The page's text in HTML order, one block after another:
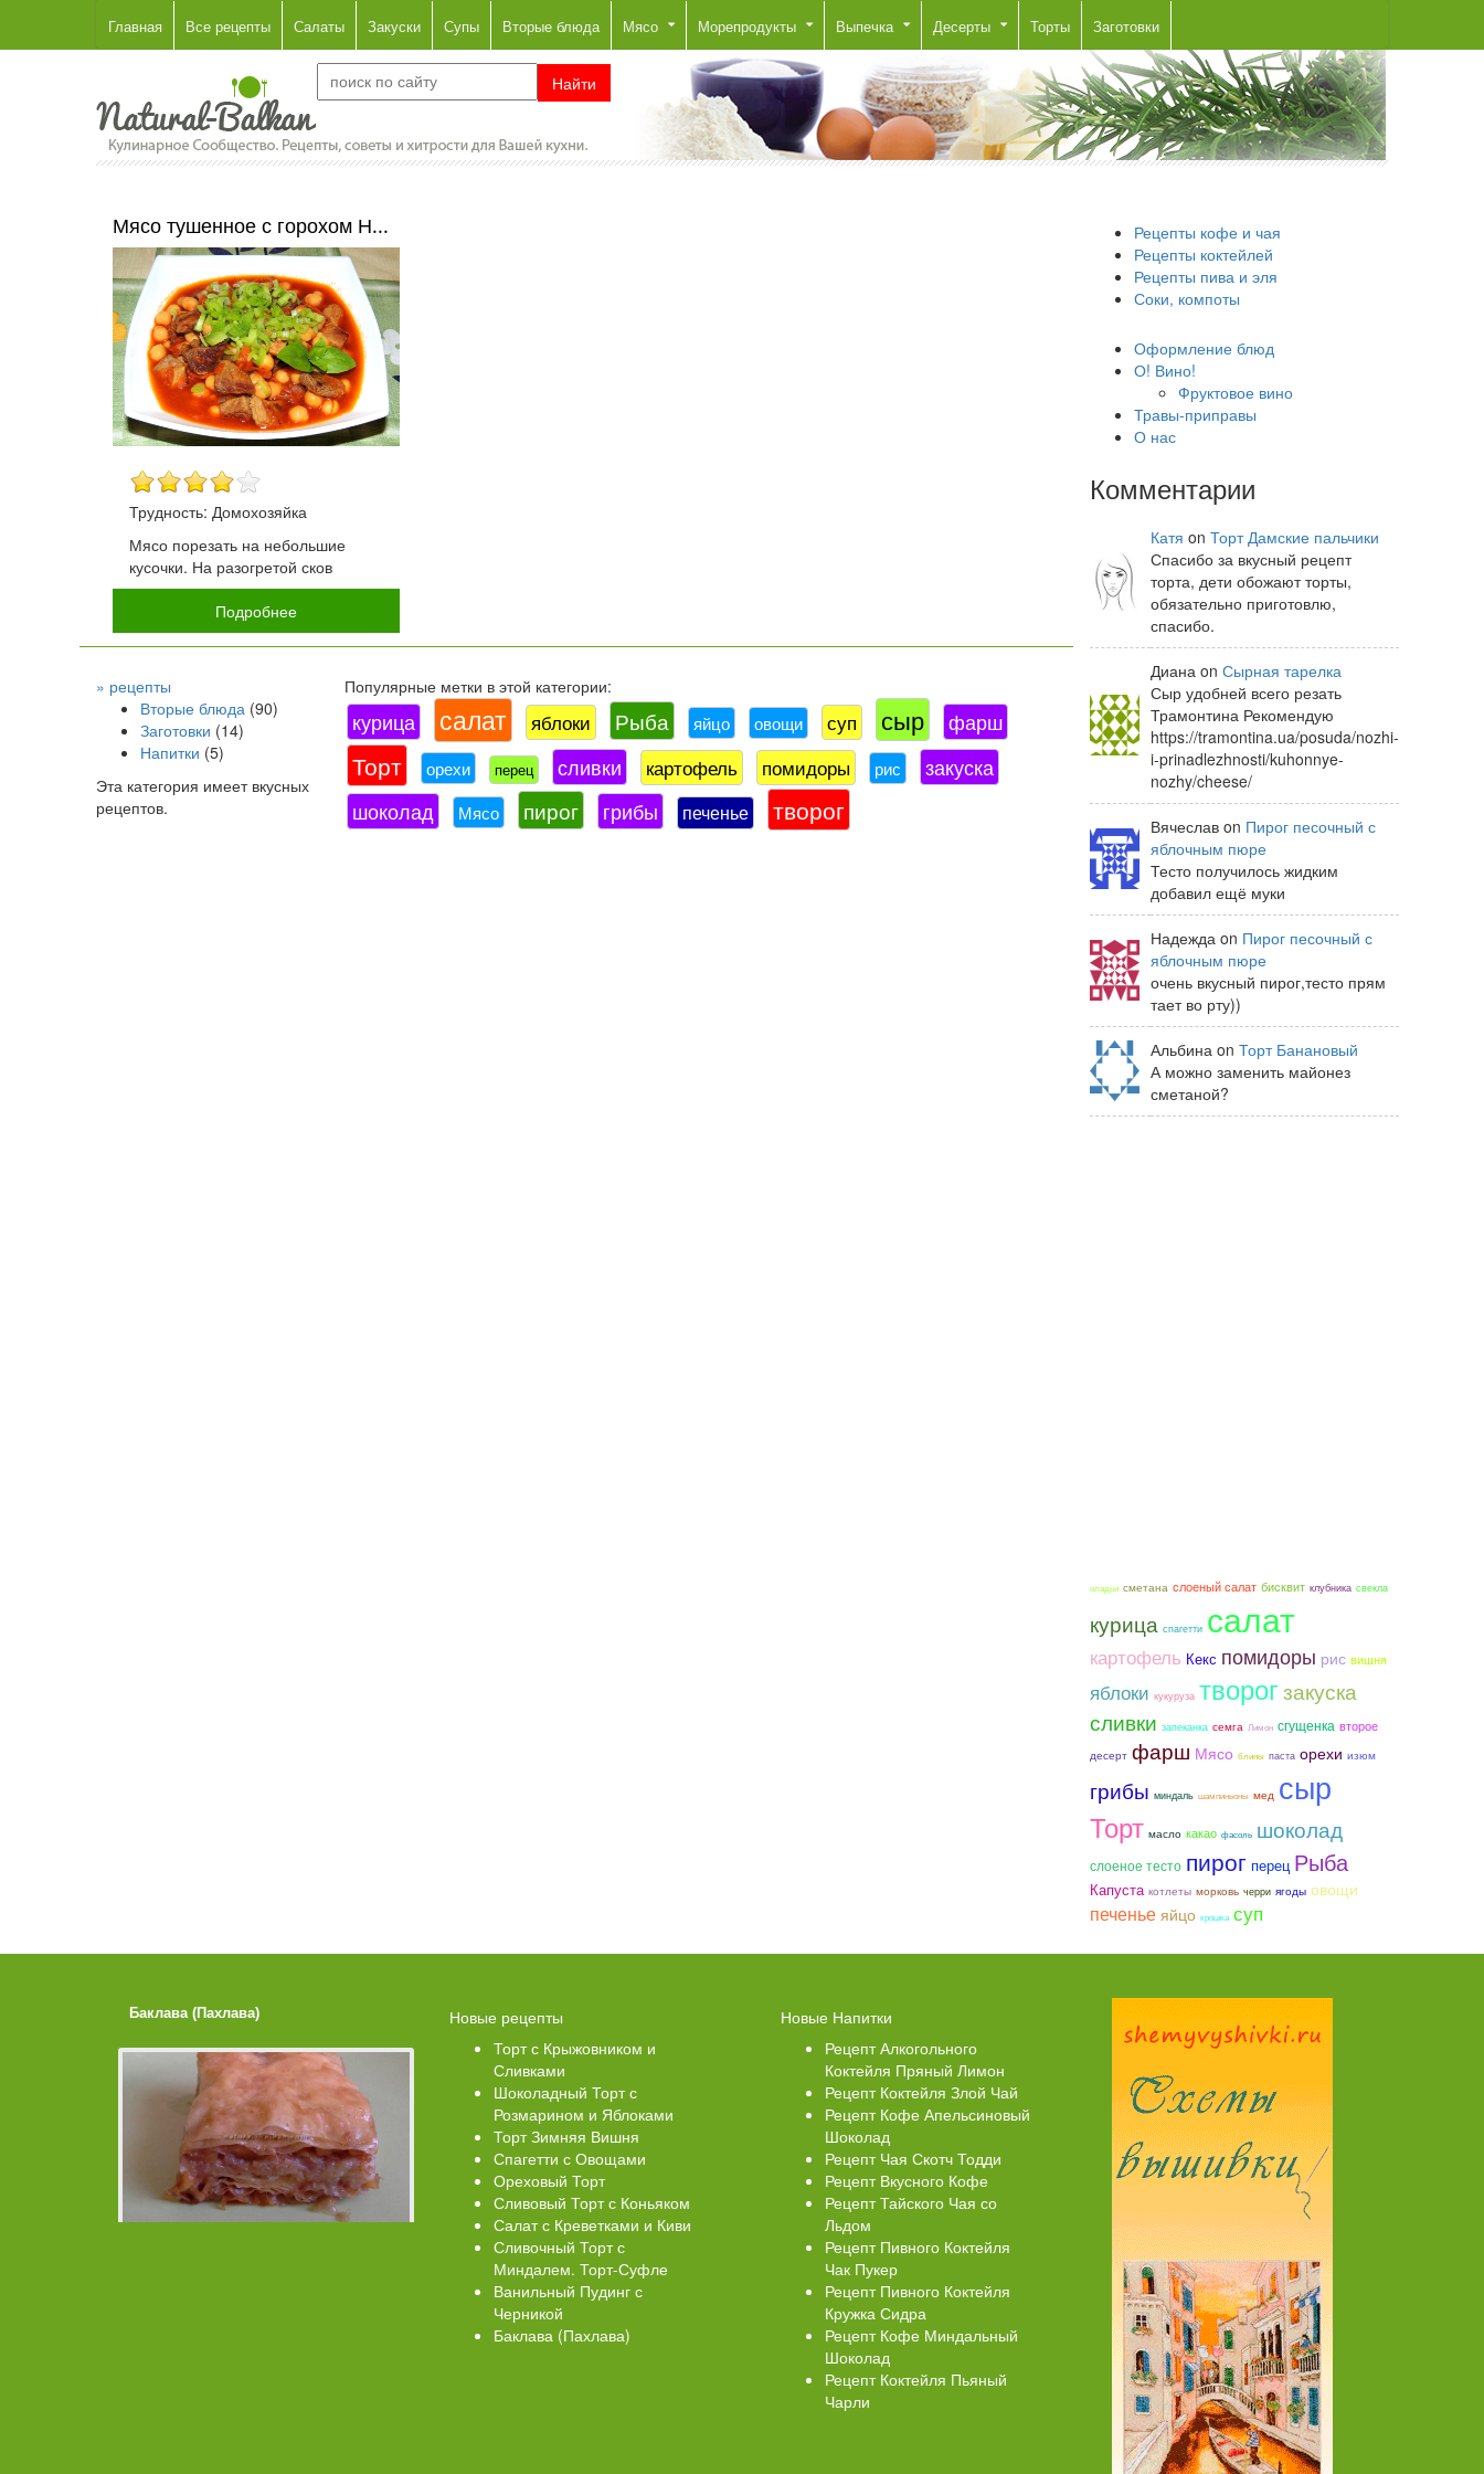
Главная Все рецепты Салаты Закуски Супы Вторые блюда Мясо Морепродукты Выпечка Десерты Торты Заготовки
Мясо тушенное с горохом Н...
Трудность: Домохозяйка
Мясо порезать на небольшие
кусочки. На разогретой сков
Подробнее
» рецепты
Вторые блюда (90)
Заготовки (14)
Напитки (5)
Эта категория имеет вкусных
рецептов.
Популярные метки в этой категории:
курица салат яблоки Рыба яйцо овощи суп сыр фарш
Торт орехи перец сливки картофель помидоры рис
закуска
шоколад
Мясо пирог грибы печенье творог
Рецепты кофе и чая
Рецепты коктейлей
Рецепты пива и эля
Соки, компоты
Оформление блюд
О! Вино!
Фруктовое вино
Травы-приправы
О нас
Комментарии
Катя on Торт Дамские пальчики
Спасибо за вкусный рецепт
торта, дети обожают торты,
обязательно приготовлю,
спасибо.
Диана on Сырная тарелка
Сыр удобней всего резать
Трамонтина Рекомендую
https://tramontina.ua/posuda/nozhi-
i-prinadlezhnosti/kuhonnye-
nozhy/cheese/
Вячеслав on Пирог песочный с
яблочным пюре
Тесто получилось жидким
добавил ещё муки
Надежда on Пирог песочный с
яблочным пюре
очень вкусный пирог,тесто прям
тает во рту))
Альбина on Торт Банановый
А можно заменить майонез
сметаной?
оладьи сметана слоеный салат бисквит клубника свекла
курица спагетти салат
картофель Кекс помидоры рис вишня
яблоки кукуруза творогзакуска
сливки запеканка семга Лимон сгущенка второе
десерт фарш Мясо блины паста орехи изюм
грибы миндаль шампиньоны мед сыр
Торт масло какао фасоль шоколад
слоеное тесто пирог перец Рыба
Капуста котлеты морковь черри ягоды овощи
печенье яйцо крошка суп
Баклава (Пахлава)
Лимонные Кексики с Сахарной
Ватрушки с творогом Торт со Свеклой
Новые рецепты
Торт с Крыжовником и
Сливками
Шоколадный Торт с
Розмарином и Яблоками
Торт Зимняя Вишня
Спагетти с Овощами
Ореховый Торт
Сливовый Торт с Коньяком
Салат с Креветками и Киви
Сливочный Торт с
Миндалем. Торт-Суфле
Ванильный Пудинг с
Черникой
Баклава (Пахлава)
Новые Напитки
Рецепт Алкогольного
Коктейля Пряный Лимон
Рецепт Коктейля Злой Чай
Рецепт Кофе Апельсиновый
Шоколад
Рецепт Чая Скотч Тодди
Рецепт Вкусного Кофе
Рецепт Тайского Чая со
Льдом
Рецепт Пивного Коктейля
Чак Пукер
Рецепт Пивного Коктейля
Кружка Сидра
Рецепт Кофе Миндальный
Шоколад
Рецепт Коктейля Пьяный
Чарли